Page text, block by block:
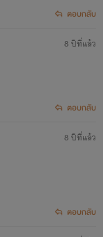
ตอบกลับ
8 ปีที่แล้ว
ตอบกลับ
8 ปีที่แล้ว
ตอบกลับ